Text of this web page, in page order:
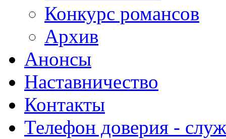
Конкурс романсов
Архив
Анонсы
Наставничество
Контакты
Телефон доверия -